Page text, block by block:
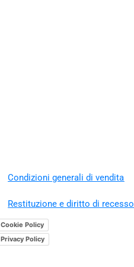
Condizioni generali di vendita
Restituzione e diritto di recesso
Cookie Policy
Privacy Policy